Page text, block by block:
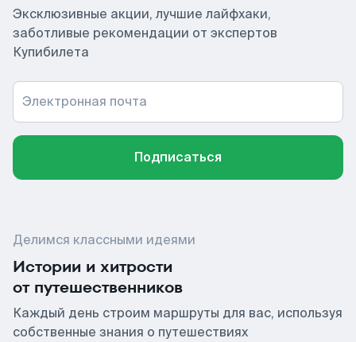
Эксклюзивные акции, лучшие лайфхаки,
заботливые рекомендации от экспертов
Купибилета
Электронная почта
Подписаться
Делимся классными идеями
Истории и хитрости
от путешественников
Каждый день строим маршруты для вас, используя
собственные знания о путешествиях